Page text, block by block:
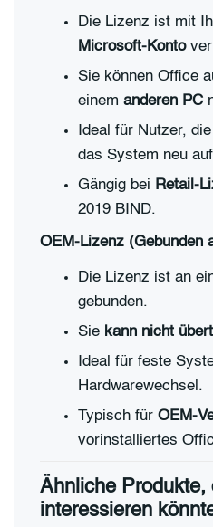
Die Lizenz ist mit
Microsoft-Konto
Sie können Office
einem anderen PC
Ideal für Nutzer, die
das System neu
Gängig bei Retail-
2019 BIND.
OEM-Lizenz (Gebunden
Die Lizenz ist an
gebunden.
Sie kann nicht
Ideal für feste
Hardwarewechsel.
Typisch für OEM-
vorinstalliertes
Ähnliche Produkte,
interessieren